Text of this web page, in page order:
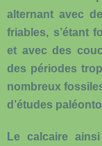
alternant avec
friables, s’étant
et avec des
des périodes
nombreux
d’études
Le calcaire